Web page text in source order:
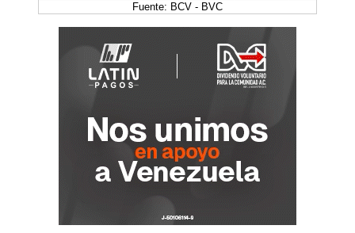
Fuente: BCV - BVC